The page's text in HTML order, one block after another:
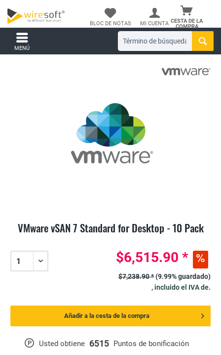
CESTA DE LA
COMPRA
BLOC DE NOTAS MI CUENTA
MENÚ
VMware vSAN 7 Standard for Desktop - 10 Pack
P Usted obtiene 6515 Puntos de bonificación
$6,515.90 *
$7,238.90 *(9.99% guardado)
, incluido el IVA de.
Añadir a la cesta de la compra